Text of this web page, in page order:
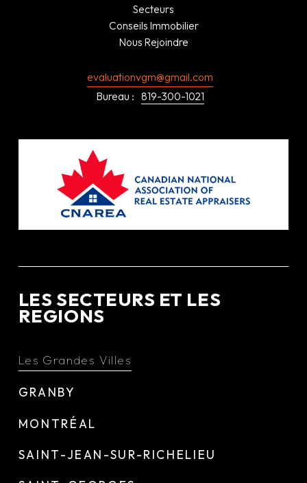
Secteurs
Conseils Immobilier
Nous Rejoindre
evaluationvgm@gmail.com
Bureau : 819-300-1021
LES SECTEURS ET LES
REGIONS
Les Grandes Villes
GRANBY
MONTRÉAL
SAINT-JEAN-SUR-RICHELIEU